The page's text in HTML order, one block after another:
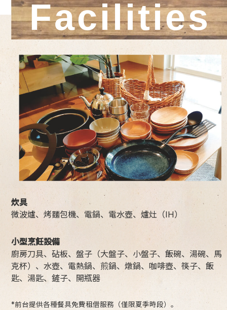
Facilities
炊具
微波爐、烤麵包機、電鍋、電水壺、爐灶（IH）
小型烹飪設備
廚房刀具、砧板、盤子（大盤子、小盤子、飯碗、湯碗、馬
克杯）、水壺、電熱鍋、煎鍋、燉鍋、咖啡壺、筷子、飯
匙、湯匙、鏟子、開瓶器
*前台提供各種餐具免費租借服務（僅限夏季時段）。